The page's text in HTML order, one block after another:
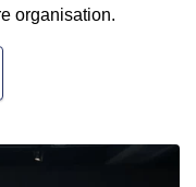
organisation.